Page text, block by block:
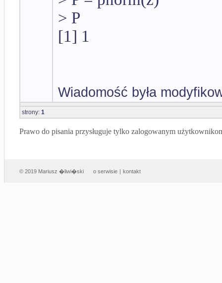
> P
[1] 1
Wiadomość była
strony: 1
Prawo do pisania przysługuje tylko zalogowanym
© 2019 Mariusz �liwi�ski o serwisie | kontakt